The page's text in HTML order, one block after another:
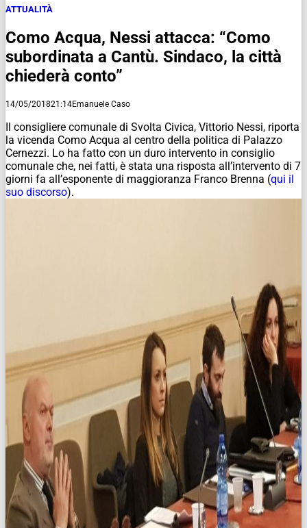
ATTUALITÀ
Como Acqua, Nessi attacca: “Como
subordinata a Cantù. Sindaco, la città
chiederà conto”
14/05/201821:14Emanuele Caso
Il consigliere comunale di Svolta Civica, Vittorio Nessi, riporta
la vicenda Como Acqua al centro della politica di Palazzo
Cernezzi. Lo ha fatto con un duro intervento in consiglio
comunale che, nei fatti, è stata una risposta all’intervento di 7
giorni fa all’esponente di maggioranza Franco Brenna (qui il
suo discorso).